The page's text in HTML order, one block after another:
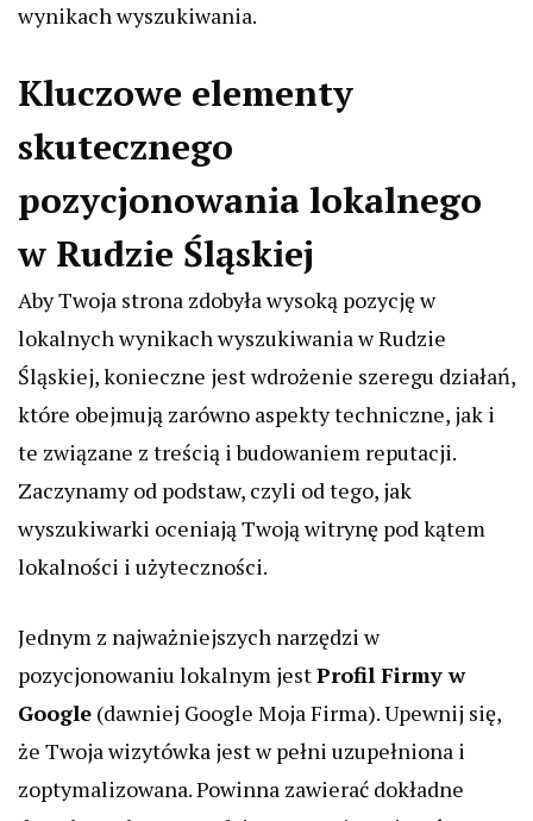
wynikach wyszukiwania.
Kluczowe elementy
skutecznego
pozycjonowania lokalnego
w Rudzie Śląskiej
Aby Twoja strona zdobyła wysoką pozycję w
lokalnych wynikach wyszukiwania w Rudzie
Śląskiej, konieczne jest wdrożenie szeregu działań,
które obejmują zarówno aspekty techniczne, jak i
te związane z treścią i budowaniem reputacji.
Zaczynamy od podstaw, czyli od tego, jak
wyszukiwarki oceniają Twoją witrynę pod kątem
lokalności i użyteczności.
Jednym z najważniejszych narzędzi w
pozycjonowaniu lokalnym jestProfil Firmy w
Google (dawniej Google Moja Firma). Upewnij się,
że Twoja wizytówka jest w pełni uzupełniona i
zoptymalizowana. Powinna zawierać dokładne